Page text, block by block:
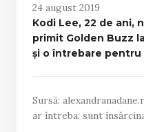
24 august 2019
Kodi Lee, 22 de ani,
primit Golden Buzz
și o întrebare
Sursă:
ar întreba: sunt